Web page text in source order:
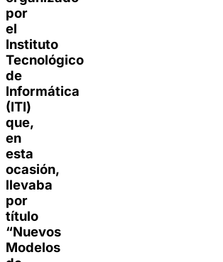
por
el
Instituto
Tecnológico
de
Informática
(ITI)
que,
en
esta
ocasión,
llevaba
por
título
“Nuevos
Modelos